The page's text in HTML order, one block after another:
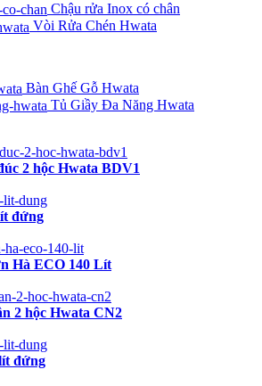
Chậu rửa Inox có chân
Vòi Rửa Chén Hwata
Bàn Ghế Gỗ Hwata
Tủ Giầy Đa Năng Hwata
2 hộc Hwata BDV1
đứng
Hà ECO 140 Lít
2 hộc Hwata CN2
đứng